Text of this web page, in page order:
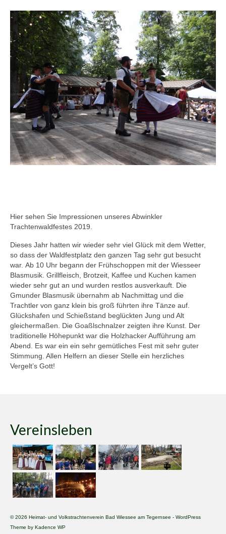
Cookie-Richtlinie (EU)
Hier sehen Sie Impressionen unseres Abwinkler
Trachtenwaldfestes 2019.
Dieses Jahr hatten wir wieder sehr viel Glück mit dem Wetter,
so dass der Waldfestplatz den ganzen Tag sehr gut besucht
war. Ab 10 Uhr begann der Frühschoppen mit der Wiesseer
Blasmusik. Grillfleisch, Brotzeit, Kaffee und Kuchen kamen
wieder sehr gut an und wurden restlos ausverkauft. Die
Gmunder Blasmusik übernahm ab Nachmittag und die
Trachtler von ganz klein bis groß führten ihre Tänze auf.
Glückshafen und Schießstand beglückten Jung und Alt
gleichermaßen. Die Goaßlschnalzer zeigten ihre Kunst. Der
traditionelle Höhepunkt war die Holzhacker Aufführung am
Abend. Es war ein ein sehr gemütliches Fest mit sehr guter
Stimmung. Allen Helfern an dieser Stelle ein herzliches
Vergelt’s Gott!
Vereinsleben
© 2026 Heimat- und Volkstrachtenverein Bad Wiessee am Tegernsee - WordPress
Theme by Kadence WP